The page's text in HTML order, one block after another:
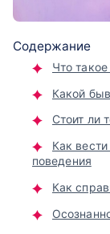
Содержание
Что
Какой
Стоит ли
Как
поведения
Как